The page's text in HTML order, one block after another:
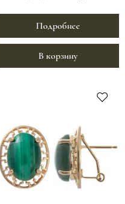
Подробнее
В корзину